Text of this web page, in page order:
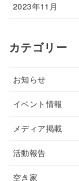
2023年11月
カテゴリー
お知らせ
イベント情報
メディア掲載
活動報告
空き家